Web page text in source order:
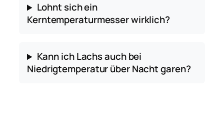
Lohnt sich ein
Kerntemperaturmesser wirklich?
Kann ich Lachs auch bei
Niedrigtemperatur über Nacht garen?